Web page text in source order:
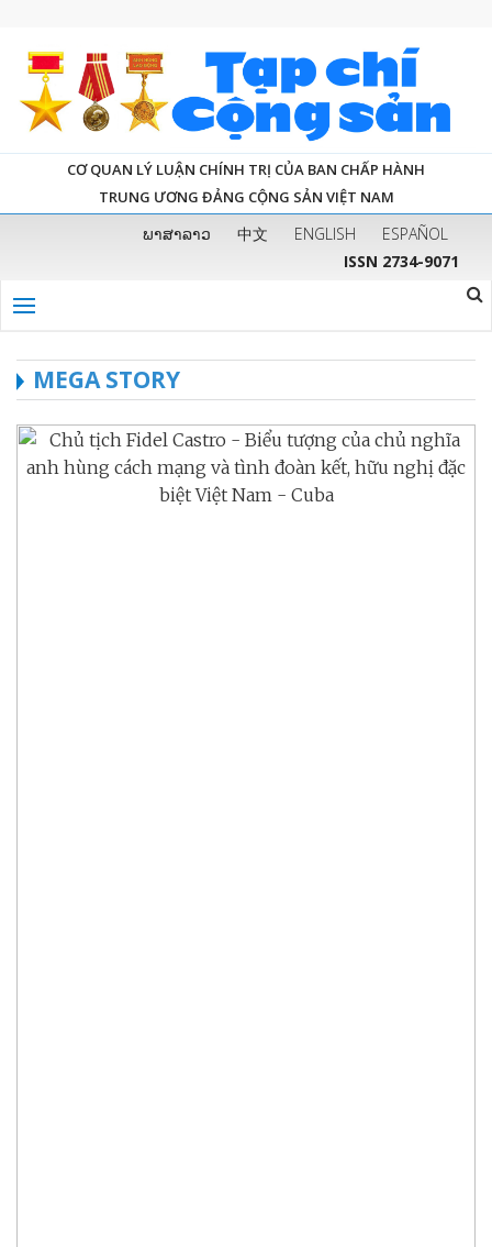
CƠ QUAN LÝ LUẬN CHÍNH TRỊ CỦA BAN CHẤP HÀNH
TRUNG ƯƠNG ĐẢNG CỘNG SẢN VIỆT NAM
ພາສາລາວ 中文 ENGLISH
ESPAÑOL
ISSN 2734-9071
MEGA STORY